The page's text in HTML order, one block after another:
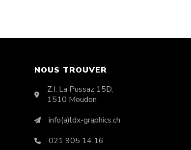
NOUS TROUVER
Z.I. La Pussaz 15D,
1510 Moudon
info(a)ldx-graphics.ch
021 905 14 16